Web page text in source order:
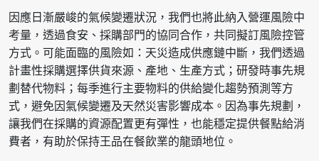
因應日漸嚴峻的氣候變遷狀況，我們也將此納入營運風險中
考量，透過食安、採購部門的協同合作，共同擬訂風險控管
方式。可能面臨的風險如：天災造成供應鏈中斷，我們透過
計畫性採購選擇供貨來源、產地、生產方式；研發時事先規
劃替代物料；每季進行主要物料的供給變化趨勢預測等方
式，避免因氣候變遷及天然災害影響成本。因為事先規劃，
讓我們在採購的資源配置更有彈性，也能穩定提供餐點給消
費者，有助於保持王品在餐飲業的龍頭地位。